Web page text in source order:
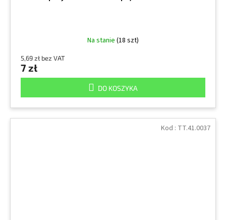
Na stanie (18 szt)
5,69 zł bez VAT
7 zł
DO KOSZYKA
Kod : TT.41.0037